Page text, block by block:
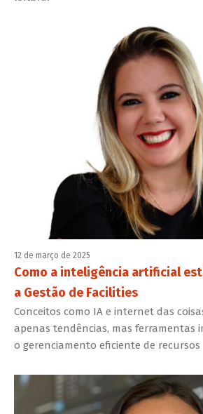
12 de março de 2025
Como a inteligência artificial
a Gestão de Facilities
Conceitos como IA e internet das
apenas tendências, mas ferramentas
o gerenciamento eficiente de recursos